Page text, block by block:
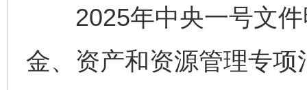
2025年中央一号文件
金、资产和资源管理专项